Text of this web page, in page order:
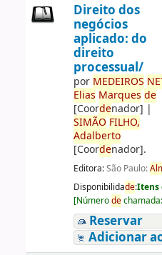
Direito dos
negócios
aplicado: do
direito
processual/
por MEDEIROS
Elias Marques de
[Coordenador] |
SIMÃO FILHO,
Adalberto
[Coordenador].
Editora:São Paulo:
Disponibilidade:Itens
[Númerodechamada:
Reservar
Adicionar